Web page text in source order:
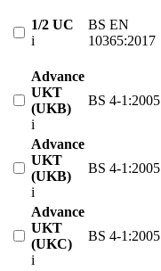
1/2 UC
i
BS EN
10365:2017
Advance
UKT
(UKB)
i
BS 4-1:2005
Advance
UKT
(UKB)
i
BS 4-1:2005
Advance
UKT
(UKC)
i
BS 4-1:2005